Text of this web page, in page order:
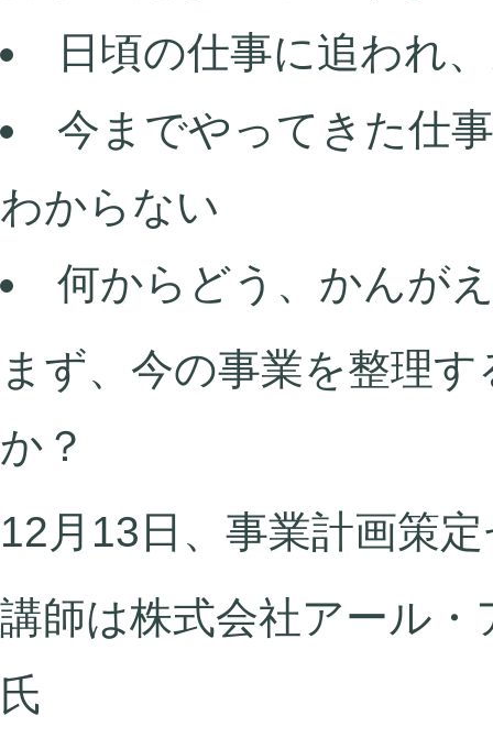
日頃の仕事に追われ
今までやってきた仕
わからない
何からどう、かんが
まず、今の事業を整理
か？
12月13日、事業計画策
講師は株式会社アール
氏